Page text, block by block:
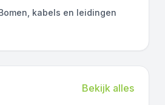
kabels en leidingen
Bekijk alles